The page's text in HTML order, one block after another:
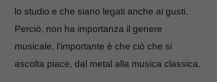
lo studio e che siano legati anche ai gusti.
Perciò, non ha importanza il genere
musicale, l’importante è che ciò che si
ascolta piace, dal metal alla musica classica.